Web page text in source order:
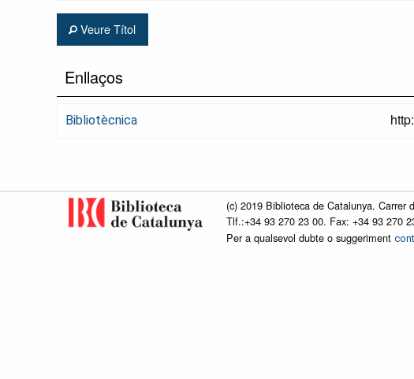
Veure Títol
Enllaços
Bibliotècnica
(c) 2019 Biblioteca de Catalunya. Carrer
Tlf.:+34 93 270 23 00. Fax: +34 93 270
Per a qualsevol dubte o suggeriment